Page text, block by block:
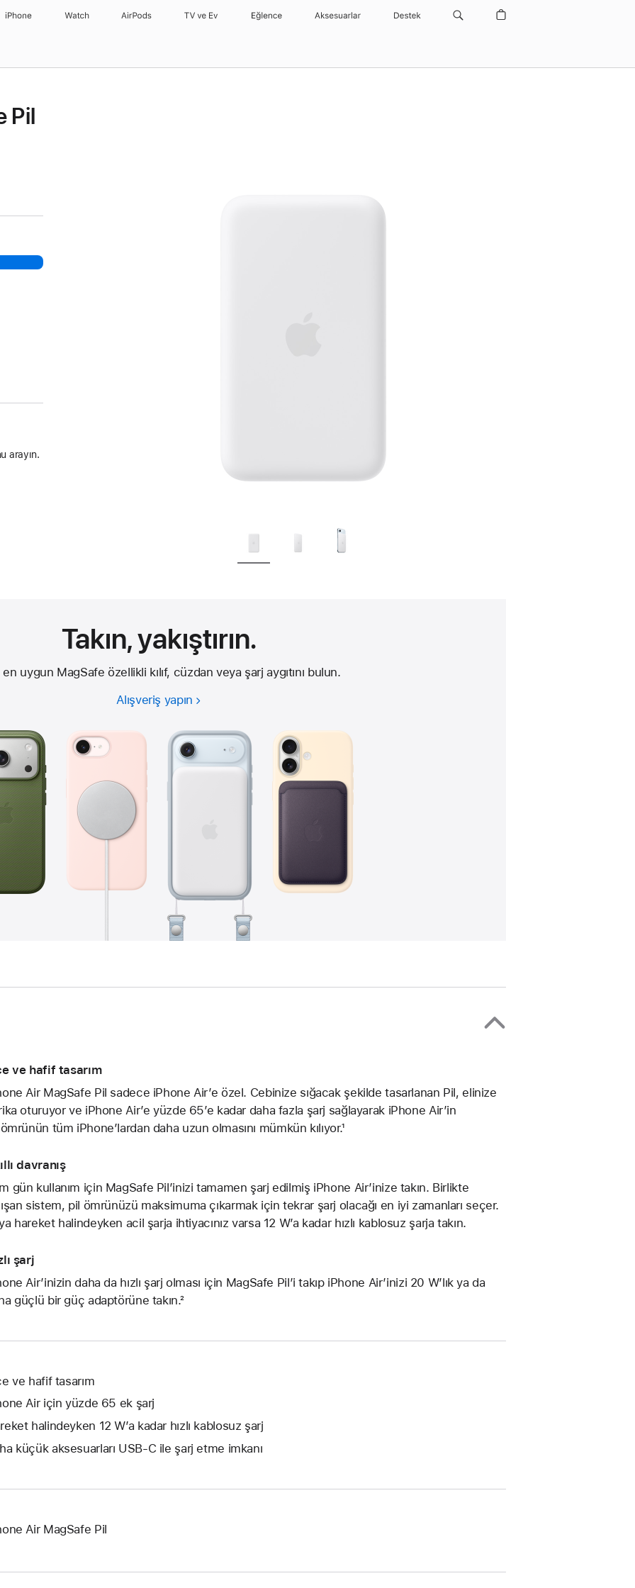
iPhone Watch AirPods TV ve Ev Eğlence Aksesuarlar Destek
Pil
arayın.
Takın, yakıştırın.
uygun MagSafe özellikli kılıf, cüzdan veya şarj aygıtını bulun.
Alışveriş yapın
ve hafif tasarım
Air MagSafe Pil sadece iPhone Air’e özel. Cebinize sığacak şekilde tasarlanan Pil, elinize
oturuyor ve iPhone Air’e yüzde 65’e kadar daha fazla şarj sağlayarak iPhone Air’in
tüm iPhone’lardan daha uzun olmasını mümkün kılıyor.¹
davranış
gün kullanım için MagSafe Pil’inizi tamamen şarj edilmiş iPhone Air’inize takın. Birlikte
sistem, pil ömrünüzü maksimuma çıkarmak için tekrar şarj olacağı en iyi zamanları seçer.
hareket halindeyken acil şarja ihtiyacınız varsa 12 W’a kadar hızlı kablosuz şarja takın.
şarj
Air’inizin daha da hızlı şarj olması için MagSafe Pil’i takıp iPhone Air’inizi 20 W’lık ya da
güçlü bir güç adaptörüne takın.²
ve hafif tasarım
Air için yüzde 65 ek şarj
halindeyken 12 W’a kadar hızlı kablosuz şarj
küçük aksesuarları USB-C ile şarj etme imkanı
Air MagSafe Pil